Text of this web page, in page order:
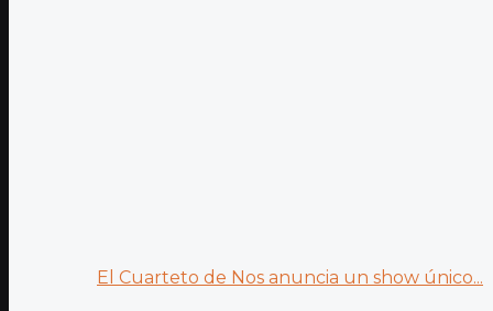
El Cuarteto de Nos anuncia un show único...